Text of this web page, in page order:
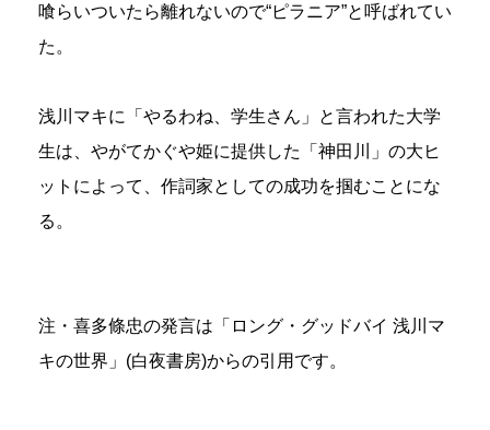
喰らいついたら離れないので“ピラニア”と呼ばれてい
た。
浅川マキに「やるわね、学生さん」と言われた大学
生は、やがてかぐや姫に提供した「神田川」の大ヒ
ットによって、作詞家としての成功を掴むことにな
る。
注・喜多條忠の発言は「ロング・グッドバイ 浅川マ
キの世界」(白夜書房)からの引用です。